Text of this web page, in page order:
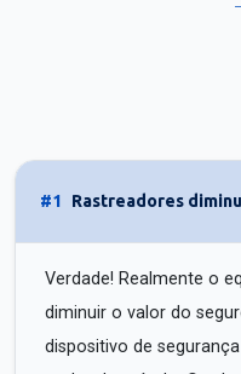
#1 Rastreadores
Verdade! Realmente o
diminuir o valor do
dispositivo de